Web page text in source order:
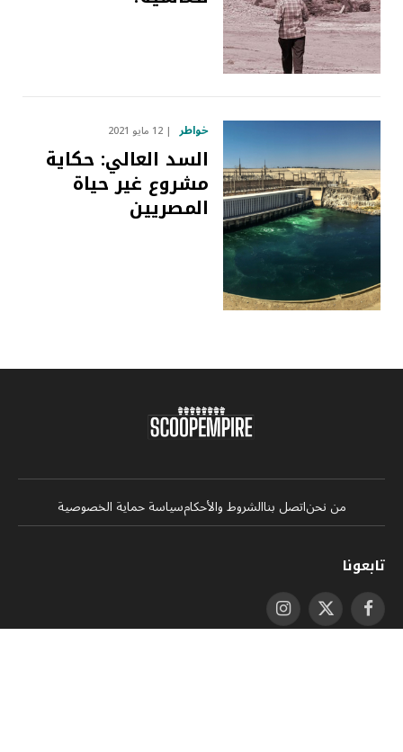
خواطر 12 مايو 2021
السد العالي: حكاية
مشروع غير حياة
المصريين
من نحناتصل بناالشروط والأحكامسياسة حماية الخصوصية
تابعونا
فيسبوكX
(Twitter)
الانستغرام